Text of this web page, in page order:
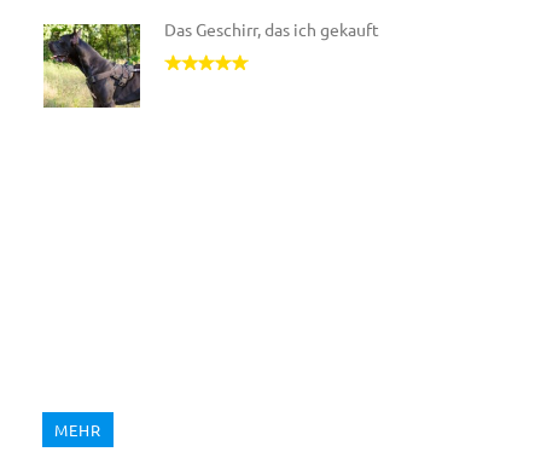
Das Geschirr, das ich gekauft
MEHR